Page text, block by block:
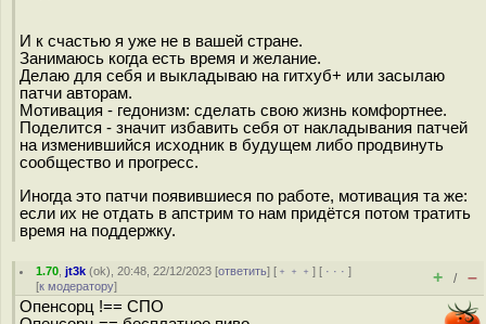
И к счастью я уже не в вашей стране.
Занимаюсь когда есть время и желание.
Делаю для себя и выкладываю на гитхуб+ или засылаю
патчи авторам.
Мотивация - гедонизм: сделать свою жизнь комфортнее.
Поделится - значит избавить себя от накладывания патчей
на изменившийся исходник в будущем либо продвинуть
сообщество и прогресс.
Иногда это патчи появившиеся по работе, мотивация та же:
если их не отдать в апстрим то нам придётся потом тратить
время на поддержку.
1.70 ,jt3k (ok), 20:48, 22/12/2023 [ответить] [ ﹢﹢﹢] [ · · ·]
[к модератору] + / –
Опенсорц !== СПО